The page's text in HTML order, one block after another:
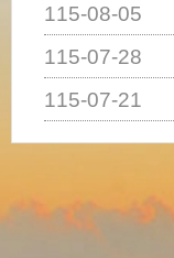
115-08-05
115-07-28
115-07-21